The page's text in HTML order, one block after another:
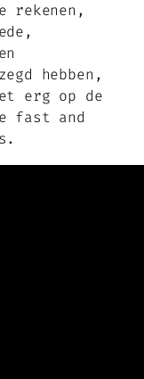
hebben,
erg op de
fast and